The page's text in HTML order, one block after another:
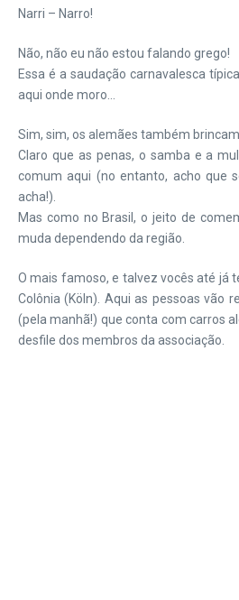
Narri – Narro!
Não, não eu não estou falando grego!
Essa é a saudação carnavalesca
aqui onde moro…
Sim, sim, os alemães também
Claro que as penas, o samba e a
comum aqui (no entanto, acho que
acha!).
Mas como no Brasil, o jeito de
muda dependendo da região.
O mais famoso, e talvez vocês até já
Colônia (Köln). Aqui as pessoas vão
(pela manhã!) que conta com carros
desfile dos membros da associação.